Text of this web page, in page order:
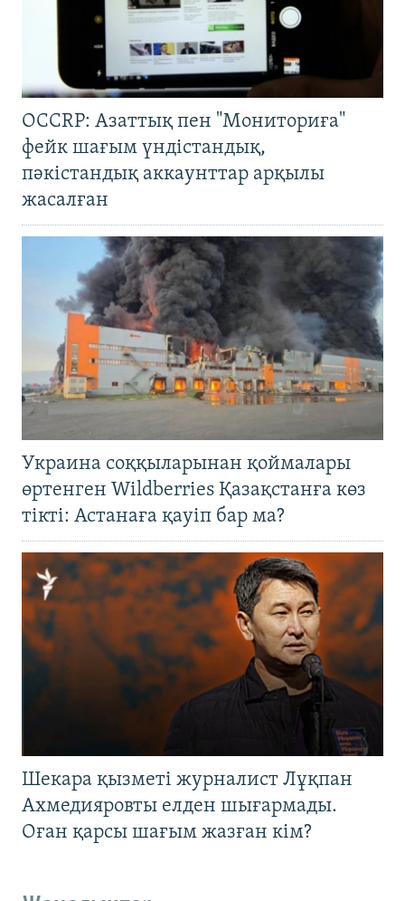
OCCRP: Азаттық пен "Мониториға"
фейк шағым үндістандық,
пәкістандық аккаунттар арқылы
жасалған
Украина соққыларынан қоймалары
өртенген Wildberries Қазақстанға көз
тікті: Астанаға қауіп бар ма?
Шекара қызметі журналист Лұқпан
Ахмедияровты елден шығармады.
Оған қарсы шағым жазған кім?